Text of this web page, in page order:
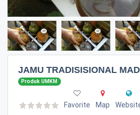
JAMU TRADISISIONAL
Produk UMKM
Favorite Map